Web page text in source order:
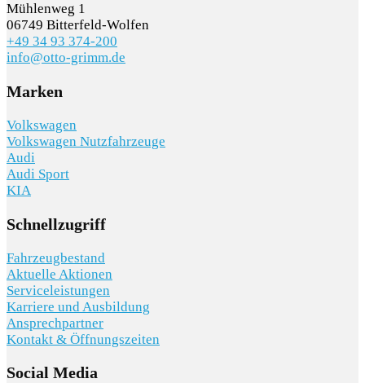
SCHNELLEINSTIEG
KONTAKT/ANFAHRT
SERVICETERMIN
Mühlenweg 1
06749 Bitterfeld-Wolfen
+49 34 93 374-200
info@otto-grimm.de
Marken
Volkswagen
Volkswagen Nutzfahrzeuge
Audi
Audi Sport
KIA
Schnellzugriff
Fahrzeugbestand
Aktuelle Aktionen
Serviceleistungen
Karriere und Ausbildung
Ansprechpartner
Kontakt & Öffnungszeiten
Social Media